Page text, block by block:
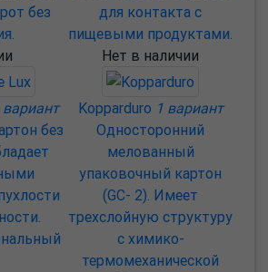
без
для контакта с
пищевыми продуктами.
вариант
без
Нет в наличии
Kopparduro 1 вариант
Односторонний
мелованный
упаковочный картон
(GC- 2). Имеет
трехслойную структуру
с химико-
термомеханической